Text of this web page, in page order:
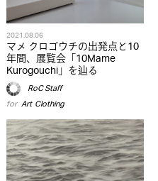
2021.08.06
マメ クロゴウチの出発点と10
年間、展覧会「10Mame
Kurogouchi」を辿る
RoC Staff
for Art,Clothing